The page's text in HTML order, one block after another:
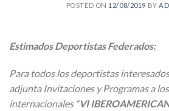
POSTED ON 12/08/2019 BY
Estimados Deportistas Federados:
Para todos los deportistas
adjunta Invitaciones y Programas a
internacionales “VI